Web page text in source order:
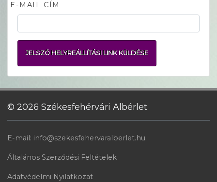
E-MAIL CÍM
JELSZÓ HELYREÁLLÍTÁSI LINK KÜLDÉSE
© 2026 Székesfehérvári Albérlet
E-mail: info@szekesfehervaralberlet.hu
Általános Szerződési Feltételek
Adatvédelmi Nyilatkozat